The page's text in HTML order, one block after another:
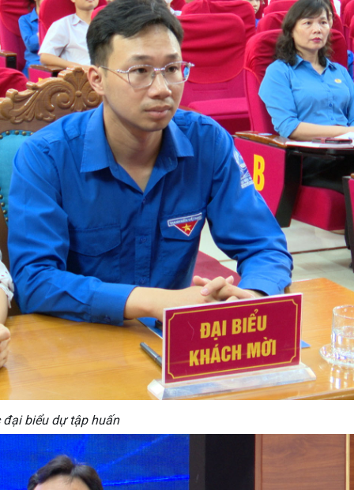
biểu dự tập huấn